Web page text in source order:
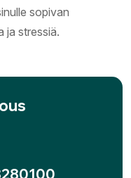
sopivan
ja stressiä.